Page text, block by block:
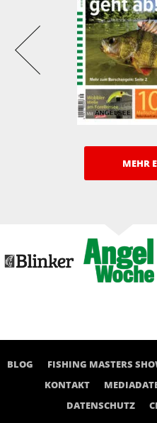
MEHR
BLOG FISHING MASTERS
KONTAKT
DATENSCHUTZ